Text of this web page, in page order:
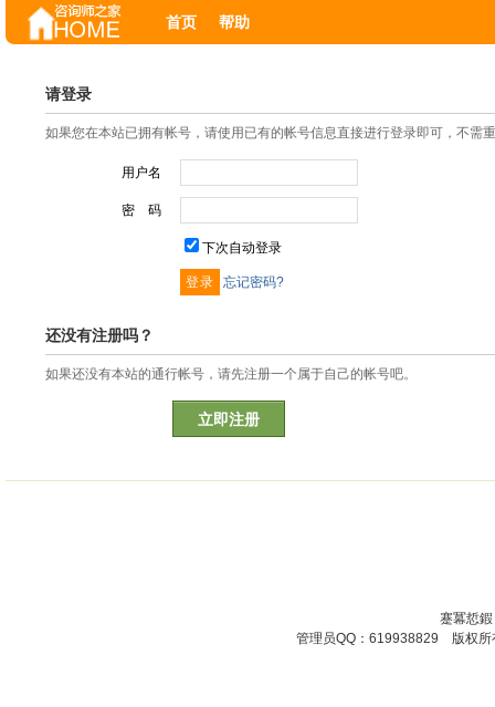
首页 帮助
请登录
如果您在本站已拥有帐号，请使用已有的帐号信息直接进行登录即可，不需
用户名
密 码
下次自动登录
忘记密码?
还没有注册吗？
如果还没有本站的通行帐号，请先注册一个属于自己的帐号吧。
立即注册
蹇冪悊
管理员QQ：619938829 版权